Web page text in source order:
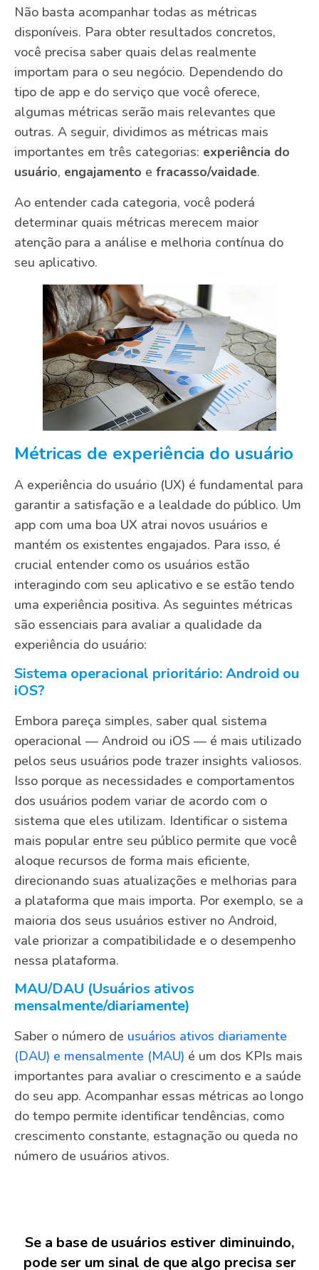
Não basta acompanhar todas as métricas
disponíveis. Para obter resultados concretos,
você precisa saber quais delas realmente
importam para o seu negócio. Dependendo do
tipo de app e do serviço que você oferece,
algumas métricas serão mais relevantes que
outras. A seguir, dividimos as métricas mais
importantes em três categorias: experiência do
usuário, engajamento e fracasso/vaidade.
Ao entender cada categoria, você poderá
determinar quais métricas merecem maior
atenção para a análise e melhoria contínua do
seu aplicativo.
Métricas de experiência do usuário
A experiência do usuário (UX) é fundamental para
garantir a satisfação e a lealdade do público. Um
app com uma boa UX atrai novos usuários e
mantém os existentes engajados. Para isso, é
crucial entender como os usuários estão
interagindo com seu aplicativo e se estão tendo
uma experiência positiva. As seguintes métricas
são essenciais para avaliar a qualidade da
experiência do usuário:
Sistema operacional prioritário: Android ou
iOS?
Embora pareça simples, saber qual sistema
operacional — Android ou iOS — é mais utilizado
pelos seus usuários pode trazer insights valiosos.
Isso porque as necessidades e comportamentos
dos usuários podem variar de acordo com o
sistema que eles utilizam. Identificar o sistema
mais popular entre seu público permite que você
aloque recursos de forma mais eficiente,
direcionando suas atualizações e melhorias para
a plataforma que mais importa. Por exemplo, se a
maioria dos seus usuários estiver no Android,
vale priorizar a compatibilidade e o desempenho
nessa plataforma.
MAU/DAU (Usuários ativos
mensalmente/diariamente)
Saber o número de usuários ativos diariamente
(DAU) e mensalmente (MAU) é um dos KPIs mais
importantes para avaliar o crescimento e a saúde
do seu app. Acompanhar essas métricas ao longo
do tempo permite identificar tendências, como
crescimento constante, estagnação ou queda no
número de usuários ativos.
Se a base de usuários estiver diminuindo,
pode ser um sinal de que algo precisa ser